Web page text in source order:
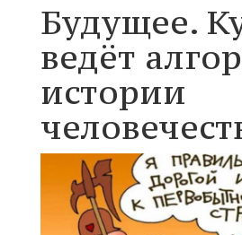
Будущее.
ведёт
истории